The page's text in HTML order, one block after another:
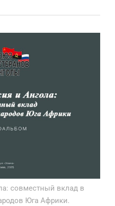
совместный вклад в
Юга Африки.